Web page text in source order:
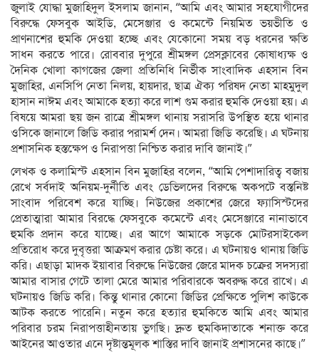
জুলাই যোদ্ধা মুজাহিদুল ইসলাম জানান, “আমি এবং আমার সহযোগীদের
বিরুদ্ধে ফেসবুক আইডি, মেসেঞ্জার ও কমেন্টে নিয়মিত ভয়ভীতি ও
প্রাণনাশের হুমকি দেওয়া হচ্ছে এবং যেকোনো সময় বড় ধরনের ক্ষতি
সাধন করতে পারে। রোববার দুপুরে শ্রীমঙ্গল প্রেসক্লাবের কোষাধ্যক্ষ ও
দৈনিক খোলা কাগজের জেলা প্রতিনিধি নির্ভীক সাংবাদিক এহসান বিন
মুজাহির, এনসিপি নেতা নিলয়, হায়দার, ছাত্র ঐক্য পরিষদ নেতা মাহমুদুল
হাসান নাঈম এবং আমাকে হত্যা করে লাশ গুম করার হুমকি দেওয়া হয়। এ
বিষয়ে আমরা ছয় জন রাত্রে শ্রীমঙ্গল থানায় সরাসরি উপস্থিত হয়ে থানার
ওসিকে জানালে জিডি করার পরামর্শ দেন। আমরা জিডি করেছি। এ ঘটনায়
প্রশাসনিক হস্তক্ষেপ ও নিরাপত্তা নিশ্চিত করার দাবি জানাই।”
লেখক ও কলামিস্ট এহসান বিন মুজাহির বলেন, “আমি পেশাদারিত্ব বজায়
রেখে সর্বদাই অনিয়ম-দুর্নীতি এবং ডেভিলদের বিরুদ্ধে অকপটে বস্তনিষ্ট
সাংবাদ পরিবেশ করে যাচ্ছি। নিউজের প্রকাশের জেরে ফ্যাসিস্টদের
প্রেতাত্মারা আমার বিরদ্ধে ফেসবুকে কমেন্টে এবং মেসেঞ্জারে নানাভাবে
হুমকি প্রদান করে যাচ্ছে। এর আগে আমাকে সড়কে মোটরসাইকেল
প্রতিরোধ করে দুবৃত্তরা আক্রমণ করার চেষ্টা করে। এ ঘটনায়ও থানায় জিডি
করি। এছাড়া মাদক ইয়াবার বিরুদ্ধে নিউজের জেরে মাদক চক্রের সদস্যরা
আমার বাসার গেটে তালা মেরে আমার পরিবারকে অবরুদ্ধ করে রাখে। এ
ঘটনায়ও জিডি করি। কিন্তু থানার কোনো জিডির প্রেক্ষিতে পুলিশ কাউকে
আটক করতে পারেনি। নতুন করে হত্যার হুমকিতে আমি এবং আমার
পরিবার চরম নিরাপত্তাহীনতায় ভুগছি। দ্রুত হুমকিদাতাকে শনাক্ত করে
আইনের আওতার এনে দৃষ্টান্তমূলক শাস্তির দাবি জানাই প্রশাসনের কাছে।”